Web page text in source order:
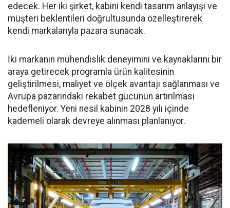
edecek. Her iki şirket, kabini kendi tasarım anlayışı ve
müşteri beklentileri doğrultusunda özelleştirerek
kendi markalarıyla pazara sunacak.
İki markanın mühendislik deneyimini ve kaynaklarını bir
araya getirecek programla ürün kalitesinin
geliştirilmesi, maliyet ve ölçek avantajı sağlanması ve
Avrupa pazarındaki rekabet gücünün artırılması
hedefleniyor. Yeni nesil kabinin 2028 yılı içinde
kademeli olarak devreye alınması planlanıyor.